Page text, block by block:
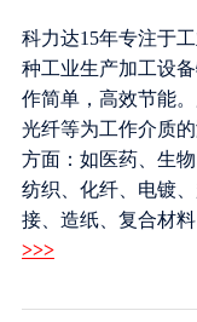
科力达15年专注于
种工业生产加工设
作简单，高效节能
光纤等为工作介质
方面：如医药、生
纺织、化纤、电镀
接、造纸、复合材
>>>